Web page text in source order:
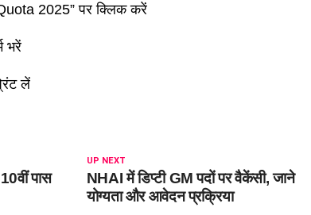
2025” पर क्लिक करें
भरें
लें
UP NEXT
NHAI में डिप्टी GM पदों पर वैकेंसी, जाने
योग्यता और आवेदन प्रक्रिया
पास